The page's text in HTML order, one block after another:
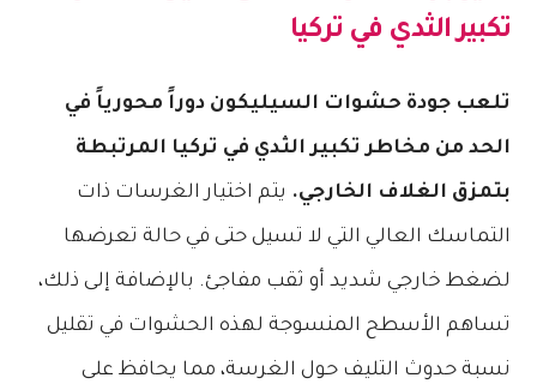
تكبير الثدي في تركيا
تلعب جودة حشوات السيليكون دوراً محورياً في
الحد من مخاطر تكبير الثدي في تركيا المرتبطة
بتمزق الغلاف الخارجي. يتم اختيار الغرسات ذات
التماسك العالي التي لا تسيل حتى في حالة تعرضها
لضغط خارجي شديد أو ثقب مفاجئ. بالإضافة إلى ذلك،
تساهم الأسطح المنسوجة لهذه الحشوات في تقليل
نسبة حدوث التليف حول الغرسة، مما يحافظ على